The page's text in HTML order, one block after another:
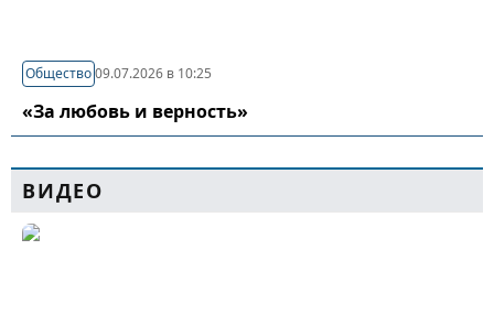
Общество09.07.2026 в 10:25
«За любовь и верность»
ВИДЕО